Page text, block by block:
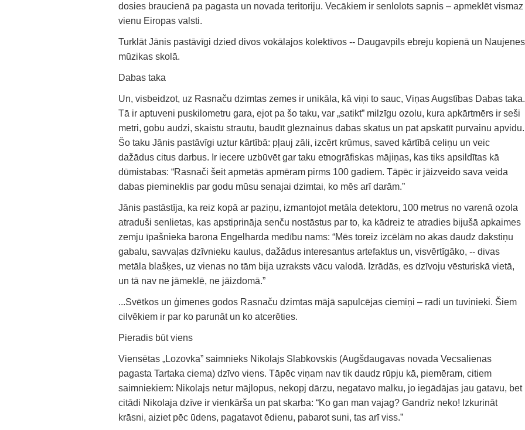
dosies braucienā pa pagasta un novada teritoriju. Vecākiem ir senlolots sapnis – apmeklēt vismaz
vienu Eiropas valsti.
Turklāt Jānis pastāvīgi dzied divos vokālajos kolektīvos -- Daugavpils ebreju kopienā un Naujenes
mūzikas skolā.
Dabas taka
Un, visbeidzot, uz Rasnaču dzimtas zemes ir unikāla, kā viņi to sauc, Viņas Augstības Dabas taka.
Tā ir aptuveni puskilometru gara, ejot pa šo taku, var „satikt” milzīgu ozolu, kura apkārtmērs ir seši
metri, gobu audzi, skaistu strautu, baudīt gleznainus dabas skatus un pat apskatīt purvainu apvidu.
Šo taku Jānis pastāvīgi uztur kārtībā: pļauj zāli, izcērt krūmus, saved kārtībā celiņu un veic
dažādus citus darbus. Ir iecere uzbūvēt gar taku etnogrāfiskas mājiņas, kas tiks apsildītas kā
dūmistabas: “Rasnači šeit apmetās apmēram pirms 100 gadiem. Tāpēc ir jāizveido sava veida
dabas piemineklis par godu mūsu senajai dzimtai, ko mēs arī darām.”
Jānis pastāstīja, ka reiz kopā ar paziņu, izmantojot metāla detektoru, 100 metrus no varenā ozola
atraduši senlietas, kas apstiprināja senču nostāstus par to, ka kādreiz te atradies bijušā apkaimes
zemju īpašnieka barona Engelharda medību nams: “Mēs toreiz izcēlām no akas daudz dakstiņu
gabalu, savvaļas dzīvnieku kaulus, dažādus interesantus artefaktus un, visvērtīgāko, -- divas
metāla blašķes, uz vienas no tām bija uzraksts vācu valodā. Izrādās, es dzīvoju vēsturiskā vietā,
un tā nav ne jāmeklē, ne jāizdomā.”
...Svētkos un ģimenes godos Rasnaču dzimtas mājā sapulcējas ciemiņi – radi un tuvinieki. Šiem
cilvēkiem ir par ko parunāt un ko atcerēties.
Pieradis būt viens
Viensētas „Lozovka” saimnieks Nikolajs Slabkovskis (Augšdaugavas novada Vecsalienas
pagasta Tartaka ciema) dzīvo viens. Tāpēc viņam nav tik daudz rūpju kā, piemēram, citiem
saimniekiem: Nikolajs netur mājlopus, nekopj dārzu, negatavo malku, jo iegādājas jau gatavu, bet
citādi Nikolaja dzīve ir vienkārša un pat skarba: “Ko gan man vajag? Gandrīz neko! Izkurināt
krāsni, aiziet pēc ūdens, pagatavot ēdienu, pabarot suni, tas arī viss.”